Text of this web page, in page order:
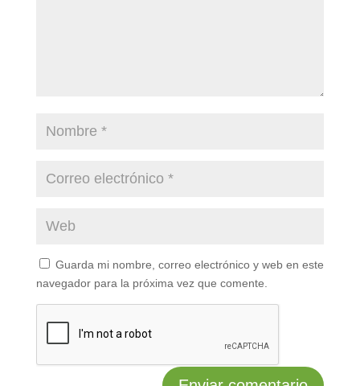
Guarda mi nombre, correo electrónico y web en este
navegador para la próxima vez que comente.